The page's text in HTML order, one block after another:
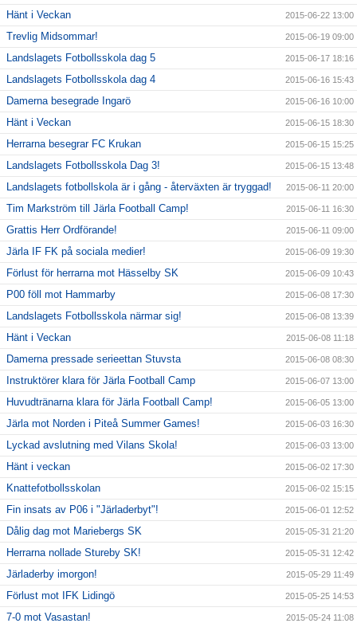
Hänt i Veckan 2015-06-22 13:00
Trevlig Midsommar! 2015-06-19 09:00
Landslagets Fotbollsskola dag 5 2015-06-17 18:16
Landslagets Fotbollsskola dag 4 2015-06-16 15:43
Damerna besegrade Ingarö 2015-06-16 10:00
Hänt i Veckan 2015-06-15 18:30
Herrarna besegrar FC Krukan 2015-06-15 15:25
Landslagets Fotbollsskola Dag 3! 2015-06-15 13:48
Landslagets fotbollskola är i gång - återväxten är tryggad! 2015-06-11 20:00
Tim Markström till Järla Football Camp! 2015-06-11 16:30
Grattis Herr Ordförande! 2015-06-11 09:00
Järla IF FK på sociala medier! 2015-06-09 19:30
Förlust för herrarna mot Hässelby SK 2015-06-09 10:43
P00 föll mot Hammarby 2015-06-08 17:30
Landslagets Fotbollsskola närmar sig! 2015-06-08 13:39
Hänt i Veckan 2015-06-08 11:18
Damerna pressade serieettan Stuvsta 2015-06-08 08:30
Instruktörer klara för Järla Football Camp 2015-06-07 13:00
Huvudtränarna klara för Järla Football Camp! 2015-06-05 13:00
Järla mot Norden i Piteå Summer Games! 2015-06-03 16:30
Lyckad avslutning med Vilans Skola! 2015-06-03 13:00
Hänt i veckan 2015-06-02 17:30
Knattefotbollsskolan 2015-06-02 15:15
Fin insats av P06 i "Järladerbyt"! 2015-06-01 12:52
Dålig dag mot Mariebergs SK 2015-05-31 21:20
Herrarna nollade Stureby SK! 2015-05-31 12:42
Järladerby imorgon! 2015-05-29 11:49
Förlust mot IFK Lidingö 2015-05-25 14:53
7-0 mot Vasastan! 2015-05-24 11:08